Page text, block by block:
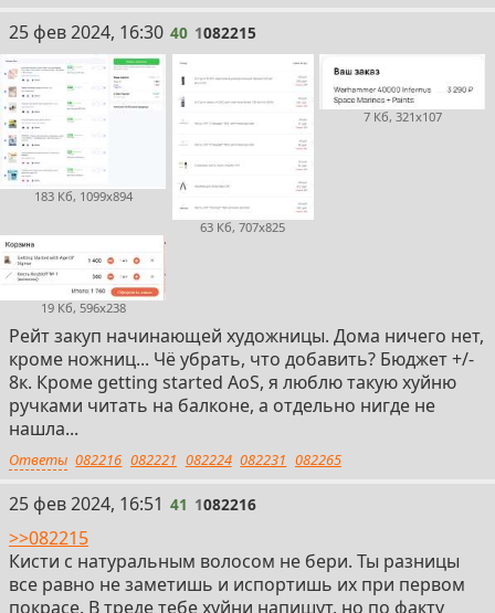
40
25 фев 2024, 16:30 40 1082215
183 Кб, 1099x894
63 Кб, 707x825
7 Кб, 321x107
19 Кб, 596x238
Рейт закуп начинающей художницы. Дома ничего нет,
кроме ножниц... Чё убрать, что добавить? Бюджет +/-
8к. Кроме getting started AoS, я люблю такую хуйню
ручками читать на балконе, а отдельно нигде не
нашла...
Ответы 082216 082221 082224 082231 082265
41
25 фев 2024, 16:51 41 1082216
>>082215
Кисти с натуральным волосом не бери. Ты разницы
все равно не заметишь и испортишь их при первом
покрасе. В треде тебе хуйни напишут, но по факту